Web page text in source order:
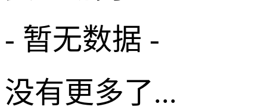
- 暂无数据 -
没有更多了...